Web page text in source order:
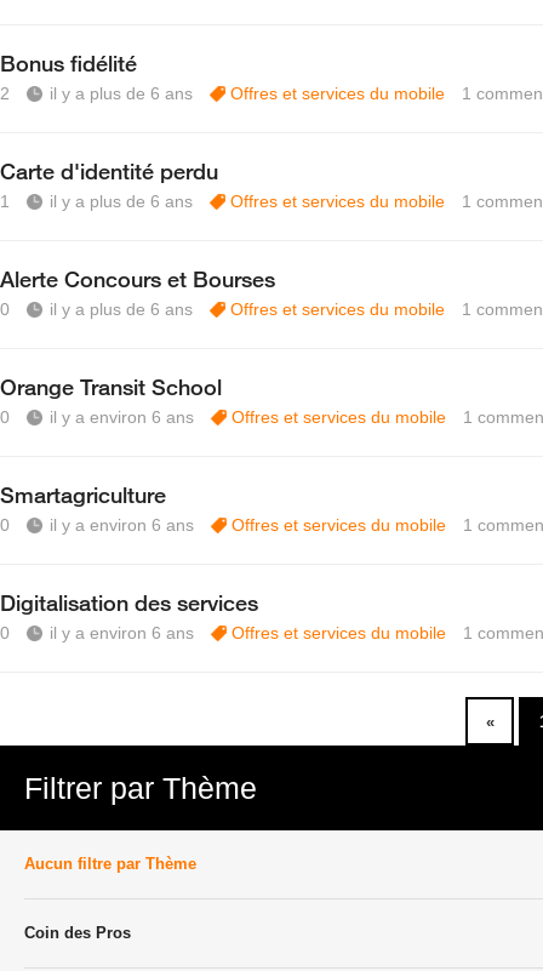
Bonus fidélité
2 il y a plus de 6 ans Offres et services du mobile 1
Carte d'identité perdu
1 il y a plus de 6 ans Offres et services du mobile 1
Alerte Concours et Bourses
0 il y a plus de 6 ans Offres et services du mobile 1
Orange Transit School
0 il y a environ 6 ans Offres et services du mobile 1
Smartagriculture
0 il y a environ 6 ans Offres et services du mobile 1
Digitalisation des services
0 il y a environ 6 ans Offres et services du mobile 1
«
Filtrer par Thème
Aucun filtre par Thème
Coin des Pros